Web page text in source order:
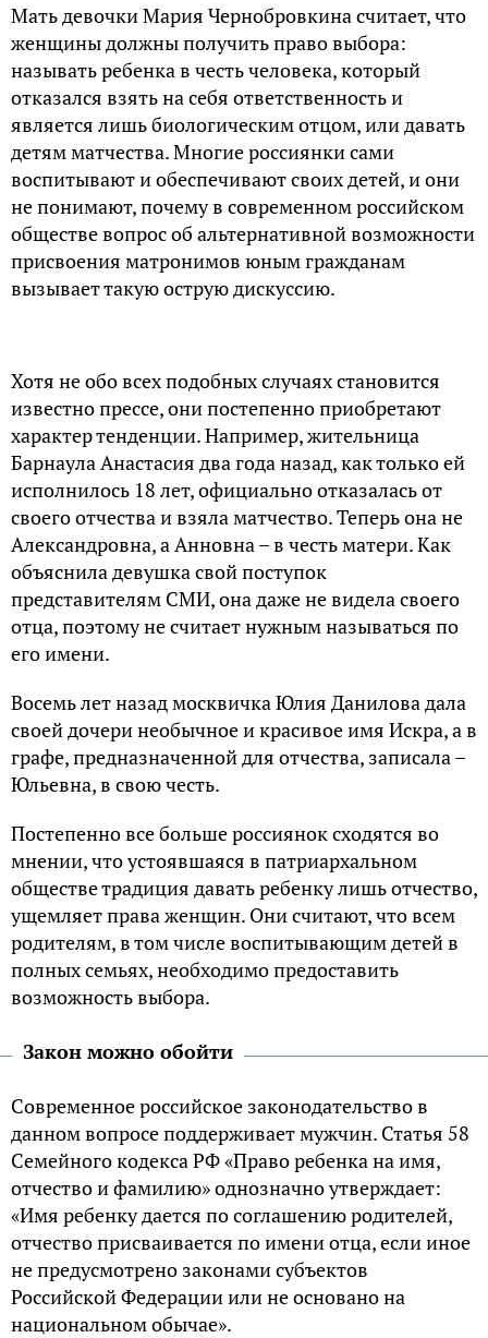
Мать девочки Мария Чернобровкина считает, что
женщины должны получить право выбора:
называть ребенка в честь человека, который
отказался взять на себя ответственность и
является лишь биологическим отцом, или давать
детям матчества. Многие россиянки сами
воспитывают и обеспечивают своих детей, и они
не понимают, почему в современном российском
обществе вопрос об альтернативной возможности
присвоения матронимов юным гражданам
вызывает такую острую дискуссию.
Хотя не обо всех подобных случаях становится
известно прессе, они постепенно приобретают
характер тенденции. Например, жительница
Барнаула Анастасия два года назад, как только ей
исполнилось 18 лет, официально отказалась от
своего отчества и взяла матчество. Теперь она не
Александровна, а Анновна – в честь матери. Как
объяснила девушка свой поступок
представителям СМИ, она даже не видела своего
отца, поэтому не считает нужным называться по
его имени.
Восемь лет назад москвичка Юлия Данилова дала
своей дочери необычное и красивое имя Искра, а в
графе, предназначенной для отчества, записала –
Юльевна, в свою честь.
Постепенно все больше россиянок сходятся во
мнении, что устоявшаяся в патриархальном
обществе традиция давать ребенку лишь отчество,
ущемляет права женщин. Они считают, что всем
родителям, в том числе воспитывающим детей в
полных семьях, необходимо предоставить
возможность выбора.
Закон можно обойти
Современное российское законодательство в
данном вопросе поддерживает мужчин. Статья 58
Семейного кодекса РФ «Право ребенка на имя,
отчество и фамилию» однозначно утверждает:
«Имя ребенку дается по соглашению родителей,
отчество присваивается по имени отца, если иное
не предусмотрено законами субъектов
Российской Федерации или не основано на
национальном обычае».